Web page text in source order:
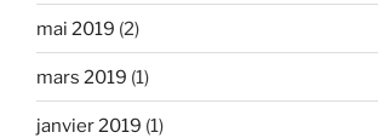
mai 2019 (2)
mars 2019 (1)
janvier 2019 (1)